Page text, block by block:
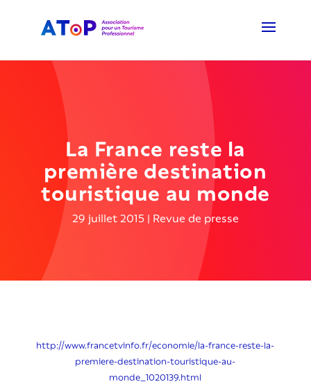
La France reste la
première destination
touristique au monde
29 juillet 2015| Revue de presse
http://www.francetvinfo.fr/economie/la-france-reste-la-
premiere-destination-touristique-au-
monde_1020139.html